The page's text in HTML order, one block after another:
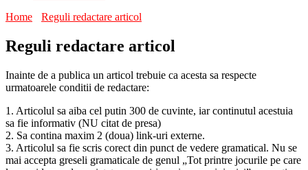
Home
Reguli redactare articol
Reguli redactare articol
Inainte de a publica un articol trebuie ca acesta sa respecte
urmatoarele conditii de redactare:
1. Articolul sa aiba cel putin 300 de cuvinte, iar continutul acestuia
sa fie informativ (NU citat de presa)
2. Sa contina maxim 2 (doua) link-uri externe.
3. Articolul sa fie scris corect din punct de vedere gramatical. Nu se
mai accepta greseli gramaticale de genul „Tot printre jocurile pe care